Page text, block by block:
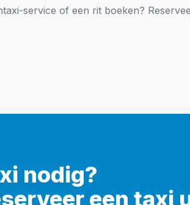
service of een rit boeken?
nodig?
een taxi